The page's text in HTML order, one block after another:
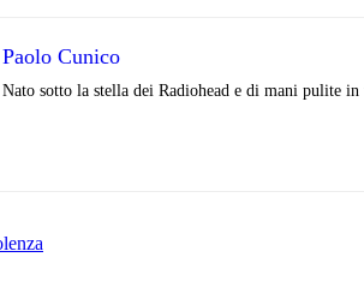
Paolo Cunico
Nato sotto la stella dei Radiohead e di mani pulite in